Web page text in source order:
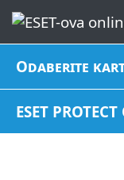
Odaberite
ESET